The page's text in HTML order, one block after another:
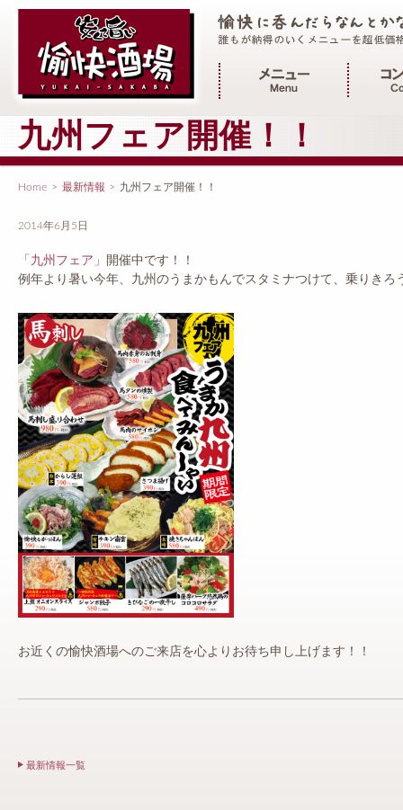
メインメニュー
九州フェア開催！！
Home > 最新情報 > 九州フェア開催！！
2014年6月5日
「九州フェア」
開催中です！！
例年より暑い今年、九州のうまかもんでスタミナつけて、乗りきろ
お近くの愉快酒場へのご来店を心よりお待ち申し上げます！！
最新情報一覧